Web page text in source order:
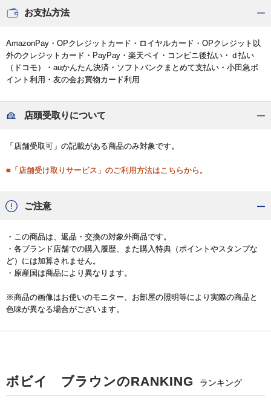
お支払方法
AmazonPay・OPクレジットカード・ロイヤルカード・OPクレジット以
外のクレジットカード・PayPay・楽天ペイ・コンビニ後払い・ｄ払い
（ドコモ）・auかんたん決済・ソフトバンクまとめて支払い・小田急ポ
イント利用・友の会お買物カード利用
店頭受取りについて
「店舗受取可」の記載がある商品のみ対象です。
■「店舗受け取りサービス」のご利用方法はこちらから。
ご注意
・この商品は、返品・交換の対象外商品です。
・各ブランド店舗での購入履歴、また購入特典（ポイントやスタンプな
ど）には加算されません。
・原産国は商品により異なります。
※商品の画像はお使いのモニター、お部屋の照明等により実際の商品と
色味が異なる場合がございます。
ボビイ ブラウンのRANKING ランキング